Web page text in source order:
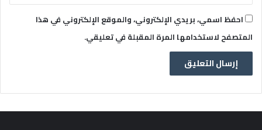
احفظ اسمي، بريدي الإلكتروني، والموقع الإلكتروني في هذا
المتصفح لاستخدامها المرة المقبلة في تعليقي.